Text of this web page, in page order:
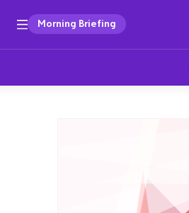
Morning Briefing